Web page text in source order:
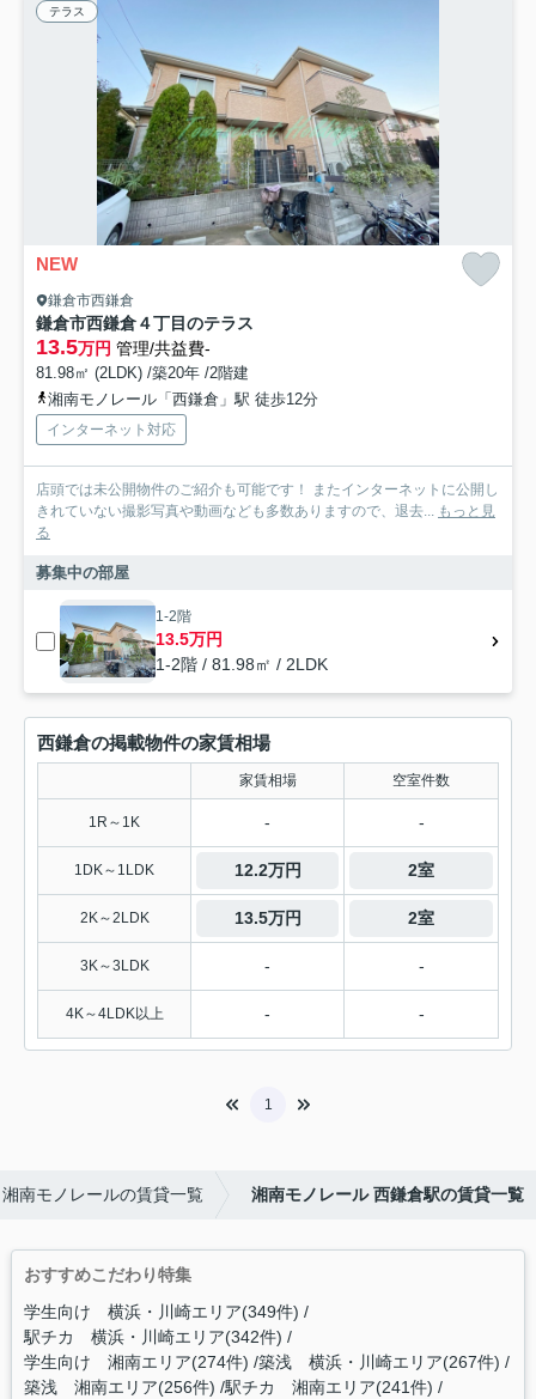
テラス
NEW
鎌倉市西鎌倉
鎌倉市西鎌倉４丁目のテラス
13.5万円 管理/共益費-
81.98㎡ (2LDK) /築20年 /2階建
湘南モノレール「西鎌倉」駅 徒歩12分
インターネット対応
店頭では未公開物件のご紹介も可能です！ またインターネットに公開し
きれていない撮影写真や動画なども多数ありますので、退去... もっと見
る
募集中の部屋
1-2階
13.5万円
1-2階 / 81.98㎡ / 2LDK
西鎌倉の掲載物件の家賃相場
家賃相場 空室件数
1R～1K - -
1DK～1LDK 12.2万円 2室
2K～2LDK 13.5万円 2室
3K～3LDK - -
4K～4LDK以上 - -
1
湘南モノレールの賃貸一覧 湘南モノレール 西鎌倉駅の賃貸一覧
おすすめこだわり特集
学生向け 横浜・川崎エリア(349件)
駅チカ 横浜・川崎エリア(342件)
学生向け 湘南エリア(274件) 築浅 横浜・川崎エリア(267件)
築浅 湘南エリア(256件) 駅チカ 湘南エリア(241件)